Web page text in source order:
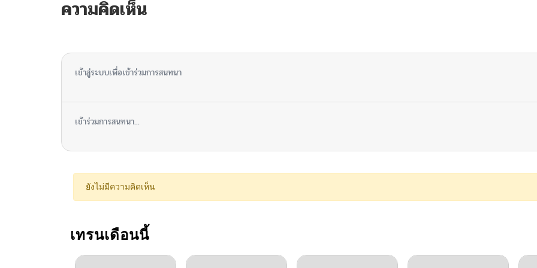
ความคิดเห็น
เข้าสู่ระบบเพื่อเข้าร่วมการสนทนา
เข้าร่วมการสนทนา...
ยังไม่มีความคิดเห็น
เทรนเดือนนี้